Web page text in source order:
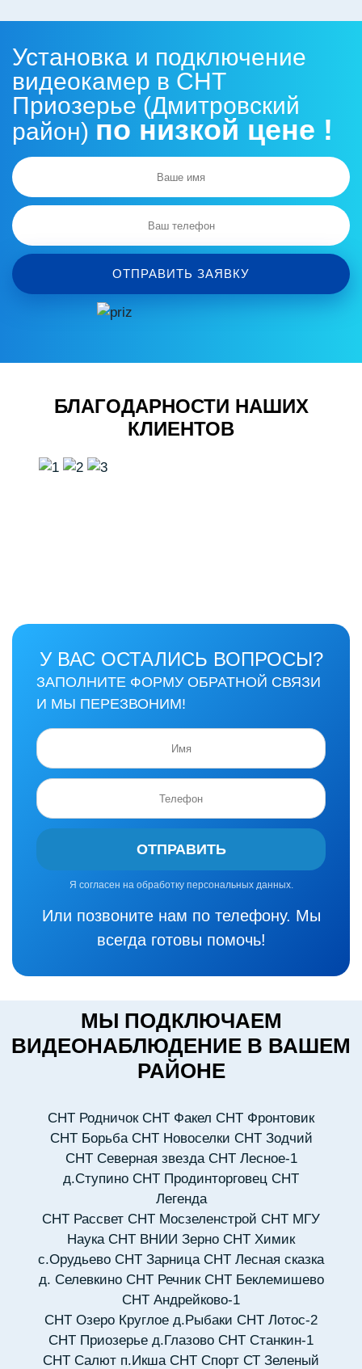
Установка и подключение
видеокамер в СНТ
Приозерье (Дмитровский
район) по низкой цене !
ОТПРАВИТЬ ЗАЯВКУ
БЛАГОДАРНОСТИ НАШИХ
КЛИЕНТОВ
У ВАС ОСТАЛИСЬ ВОПРОСЫ?
ЗАПОЛНИТЕ ФОРМУ ОБРАТНОЙ СВЯЗИ
И МЫ ПЕРЕЗВОНИМ!
ОТПРАВИТЬ
Я согласен на обработку персональных данных.
Или позвоните нам по телефону. Мы
всегда готовы помочь!
МЫ ПОДКЛЮЧАЕМ
ВИДЕОНАБЛЮДЕНИЕ В ВАШЕМ
РАЙОНЕ
СНТ Родничок СНТ Факел СНТ Фронтовик
СНТ Борьба СНТ Новоселки СНТ Зодчий
СНТ Северная звезда СНТ Лесное-1
д.Ступино СНТ Продинторговец СНТ
Легенда
СНТ Рассвет СНТ Мосзеленстрой СНТ МГУ
Наука СНТ ВНИИ Зерно СНТ Химик
с.Орудьево СНТ Зарница СНТ Лесная сказка
д. Селевкино СНТ Речник СНТ Беклемишево
СНТ Андрейково-1
СНТ Озеро Круглое д.Рыбаки СНТ Лотос-2
СНТ Приозерье д.Глазово СНТ Станкин-1
СНТ Салют п.Икша СНТ Спорт СТ Зеленый